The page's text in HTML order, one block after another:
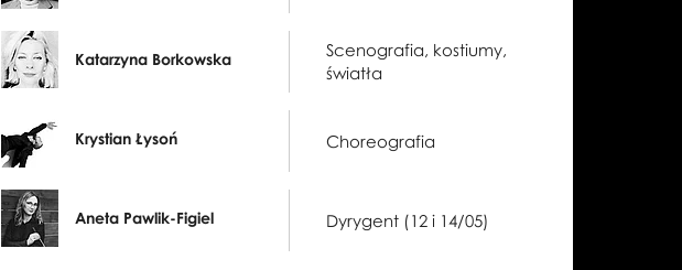
Katarzyna Borkowska
Scenografia, kostiumy,
światła
Krystian Łysoń Choreografia
Aneta Pawlik-Figiel Dyrygent (12 i 14/05)